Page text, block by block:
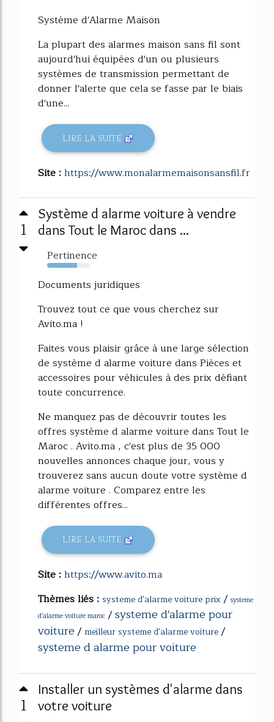
Système d'Alarme Maison
La plupart des alarmes maison sans fil sont
aujourd'hui équipées d'un ou plusieurs
systèmes de transmission permettant de
donner l'alerte que cela se fasse par le biais
d'une...
LIRE LA SUITE
Site :https://www.monalarmemaisonsansfil.fr
1
Système d alarme voiture à vendre
dans Tout le Maroc dans ...
Pertinence
70%
Documents juridiques
Trouvez tout ce que vous cherchez sur
Avito.ma !
Faites vous plaisir grâce à une large sélection
de système d alarme voiture dans Pièces et
accessoires pour véhicules à des prix défiant
toute concurrence.
Ne manquez pas de découvrir toutes les
offres système d alarme voiture dans Tout le
Maroc . Avito.ma , c'est plus de 35 000
nouvelles annonces chaque jour, vous y
trouverez sans aucun doute votre système d
alarme voiture . Comparez entre les
différentes offres...
LIRE LA SUITE
Site :https://www.avito.ma
Thèmes liés : systeme d'alarme voiture prix/ systeme
d'alarme voiture maroc /systeme d'alarme pour
voiture/ meilleur systeme d'alarme voiture/
systeme d alarme pour voiture
1
Installer un systèmes d'alarme dans
votre voiture